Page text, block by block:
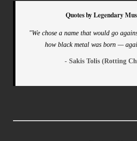
Quotes by Legendary
"We chose a name that would go
how black metal was born —
- Sakis Tolis (Rotting